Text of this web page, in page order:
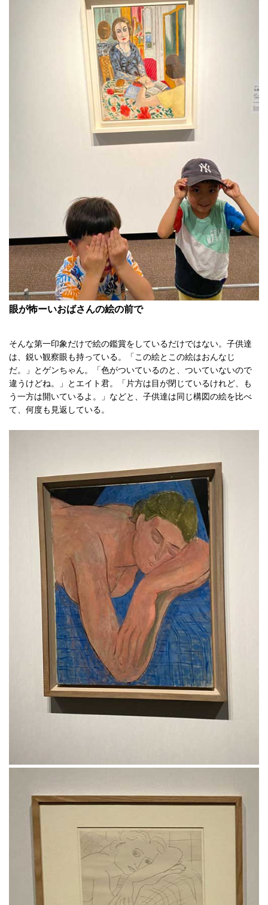
眼が怖ーいおばさんの絵の前で
そんな第一印象だけで絵の鑑賞をしているだけではない。子供達
は、鋭い観察眼も持っている。「この絵とこの絵はおんなじ
だ。」とゲンちゃん。「色がついているのと、ついていないので
違うけどね。」とエイト君。「片方は目が閉じているけれど、も
う一方は開いているよ。」などと、子供達は同じ構図の絵を比べ
て、何度も見返している。